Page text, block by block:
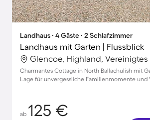
Landhaus ∙ 4 Gäste ∙ 2 Schlafzimmer
Landhaus mit Garten | Flussblick
Glencoe, Highland, Vereinigtes
Charmantes Cottage in North Ballachulish mit
Lage für unvergessliche Familienmomente und
ab 125 €